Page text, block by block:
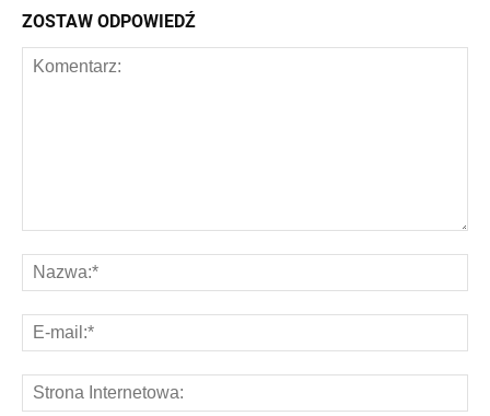
ZOSTAW ODPOWIEDŹ